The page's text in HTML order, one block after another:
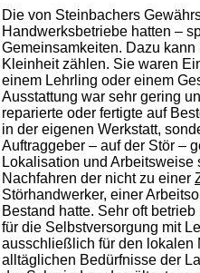
Die von Steinbachers
Handwerksbetriebe hatten –
Gemeinsamkeiten. Dazu
Kleinheit zählen. Sie waren
einem Lehrling oder einem
Ausstattung war sehr gering
reparierte oder fertigte auf
in der eigenen Werkstatt,
Auftraggeber – auf der Stör –
Lokalisation und
Nachfahren der nicht zu einer
Störhandwerker, einer
Bestand hatte. Sehr oft
für die Selbstversorgung mit
ausschließlich für den lokalen
alltäglichen Bedürfnisse der